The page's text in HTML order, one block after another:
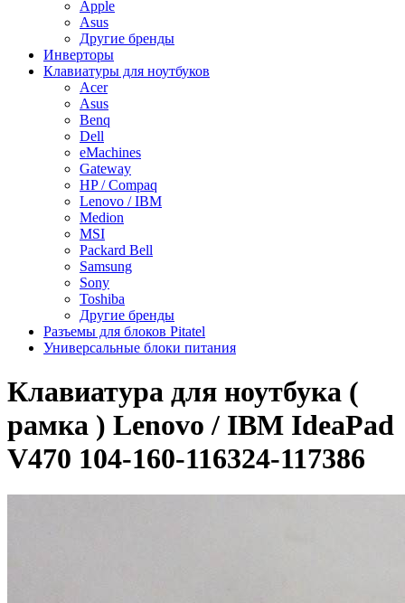
Apple
Asus
Другие бренды
Инверторы
Клавиатуры для ноутбуков
Acer
Asus
Benq
Dell
eMachines
Gateway
HP / Compaq
Lenovo / IBM
Medion
MSI
Packard Bell
Samsung
Sony
Toshiba
Другие бренды
Разъемы для блоков Pitatel
Универсальные блоки питания
Клавиатура для ноутбука (
рамка ) Lenovo / IBM IdeaPad
V470 104-160-116324-117386